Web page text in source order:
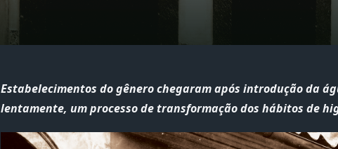
Estabelecimentos do gênero chegaram após introdução da
lentamente, um processo de transformação dos hábitos de